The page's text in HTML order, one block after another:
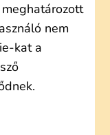
nem
kat a